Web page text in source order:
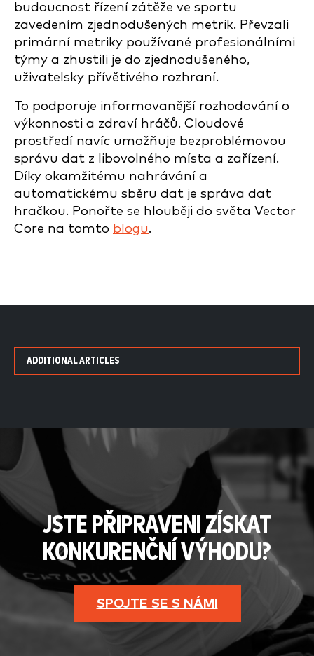
budoucnost řízení zátěže ve sportu
zavedením zjednodušených metrik. Převzali
primární metriky používané profesionálními
týmy a zhustili je do zjednodušeného,
uživatelsky přívětivého rozhraní.
To podporuje informovanější rozhodování o
výkonnosti a zdraví hráčů. Cloudové
prostředí navíc umožňuje bezproblémovou
správu dat z libovolného místa a zařízení.
Díky okamžitému nahrávání a
automatickému sběru dat je správa dat
hračkou. Ponořte se hlouběji do světa Vector
Core na tomto blogu.
ADDITIONAL ARTICLES
JSTE PŘIPRAVENI ZÍSKAT
KONKURENČNÍ VÝHODU?
SPOJTE SE S NÁMI